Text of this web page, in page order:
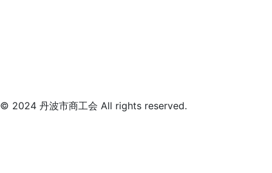
© 2024 丹波市商工会 All rights reserved.